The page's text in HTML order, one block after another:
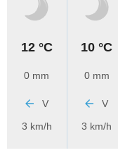
12 °C
0 mm
V
3 km/h
10 °C
0 mm
V
3 km/h